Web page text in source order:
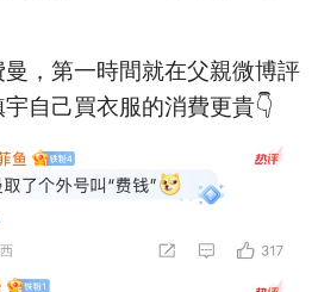
，第一時間就在父親微博評
自己買衣服的消費更貴👇